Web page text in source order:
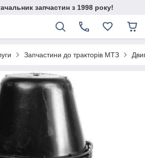
запчастин з 1998 року!
Запчастини до тракторів МТЗ